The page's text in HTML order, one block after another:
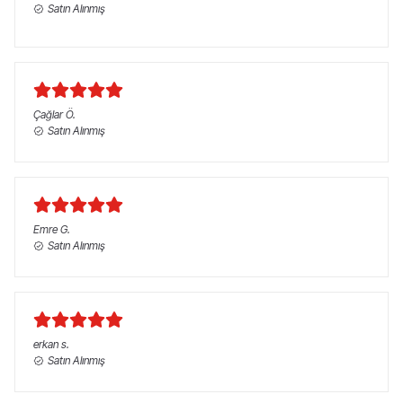
Satın Alınmış
ÇağlarÖ.
Satın Alınmış
Emre G.
Satın Alınmış
erkan s.
Satın Alınmış